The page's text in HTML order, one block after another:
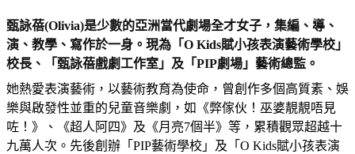
甄詠蓓(Olivia)是少數的亞洲當代劇場全才女子，集編、導、
演、教學、寫作於一身。現為「O Kids賦小孩表演藝術學校」
校長、「甄詠蓓戲劇工作室」及「PIP劇場」藝術總監。
她熱愛表演藝術，以藝術教育為使命，曾創作多個高質素、娛
樂與啟發性並重的兒童音樂劇，如《弊傢伙！巫婆靚靚唔見
咗！》、《超人阿四》及《月亮7個半》等，累積觀眾超越十
九萬人次。先後創辦「PIP藝術學校」及「O Kids賦小孩表演